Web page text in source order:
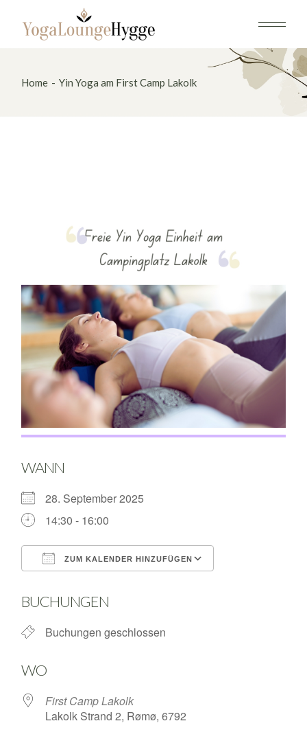
content
Home Yin Yoga am First Camp Lakolk
WANN
28. September 2025
14:30 - 16:00
ZUM KALENDER HINZUFÜGEN
BUCHUNGEN
Buchungen geschlossen
WO
First Camp Lakolk
Lakolk Strand 2, Rømø, 6792